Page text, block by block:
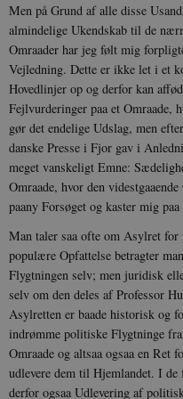
Men på Grund af alle disse
almindelige Ukendskab til de
Omraader har jeg følt mig
Vejledning. Dette er ikke let i et
Hovedlinjer op og derfor kan
Fejlvurderinger paa et
gør det endelige Udslag, men
danske Presse i Fjor gav i
meget vanskeligt Emne:
Omraade, hvor den
paany Forsøget og kaster mig
Man taler saa ofte om Asylret
populære Opfattelse betragter
Flygtningen selv; men juridisk
selv om den deles af Professor
Asylretten er baade historisk og
indrømme politiske Flygtninge
Omraade og altsaa ogsaa en
udlevere dem til Hjemlandet. I
derfor ogsaa Udlevering af